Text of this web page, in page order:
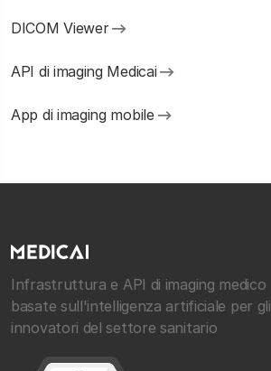
DICOM Viewer
API di imaging Medicai
App di imaging mobile
Infrastruttura e API di imaging medico
basate sull'intelligenza artificiale per gli
innovatori del settore sanitario